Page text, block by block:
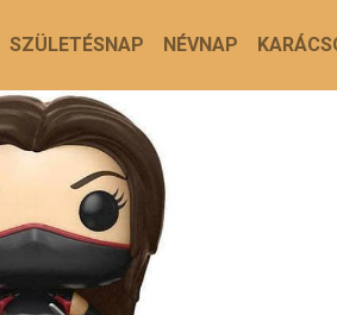
SZÜLETÉSNAP NÉVNAP